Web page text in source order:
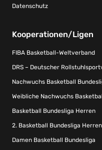
Datenschutz
Kooperationen/Ligen
FIBA Basketball-Weltverband
DRS – Deutscher
Nachwuchs Basketball
Weibliche Nachwuchs
Basketball Bundesliga Herren
2. Basketball Bundesliga Herren
Damen Basketball Bundesliga